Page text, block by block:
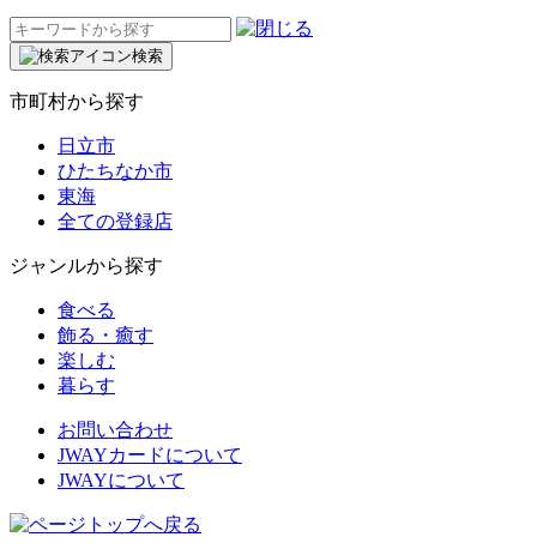
検
索:
検索
市町村から探す
日立市
ひたちなか市
東海
全ての登録店
ジャンルから探す
食べる
飾る・癒す
楽しむ
暮らす
お問い合わせ
JWAYカードについて
JWAYについて